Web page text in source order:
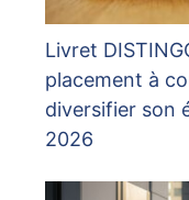
Livret
placement à
diversifier son
2026